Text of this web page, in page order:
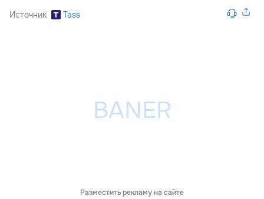
Источник Tass
Разместить рекламу на сайте